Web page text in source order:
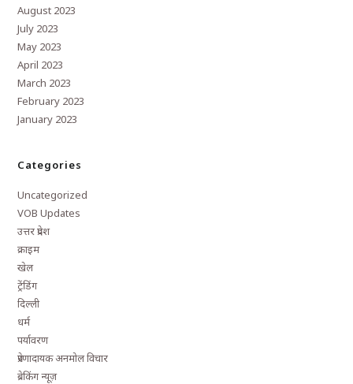
August 2023
July 2023
May 2023
April 2023
March 2023
February 2023
January 2023
Categories
Uncategorized
VOB Updates
उत्तर प्रदेश
क्राइम
खेल
ट्रेंडिंग
दिल्ली
धर्म
पर्यावरण
प्रेरणादायक अनमोल विचार
ब्रेकिंग न्यूज़